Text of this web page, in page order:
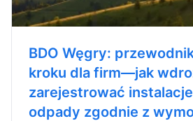
BDO Węgry:
kroku dla firm—jak
zarejestrować
odpady zgodnie z